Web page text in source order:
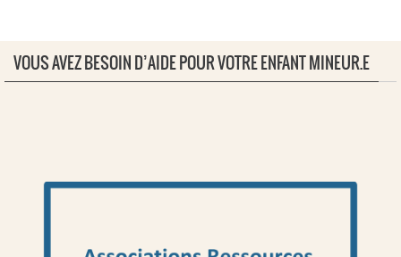
VOUS AVEZ BESOIN D’AIDE POUR VOTRE ENFANT MINEUR.E